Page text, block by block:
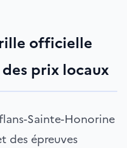
officielle
des prix locaux
Sainte-Honorine
des épreuves